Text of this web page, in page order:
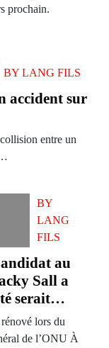
prochain.
BY LANG FILS
accident sur
entre un
BY
LANG
FILS
au
Sall a
serait…
lors du
de l’ONU À